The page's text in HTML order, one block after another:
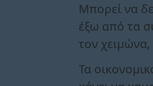
Μπορεί να
έξω από τα
τον
Τα